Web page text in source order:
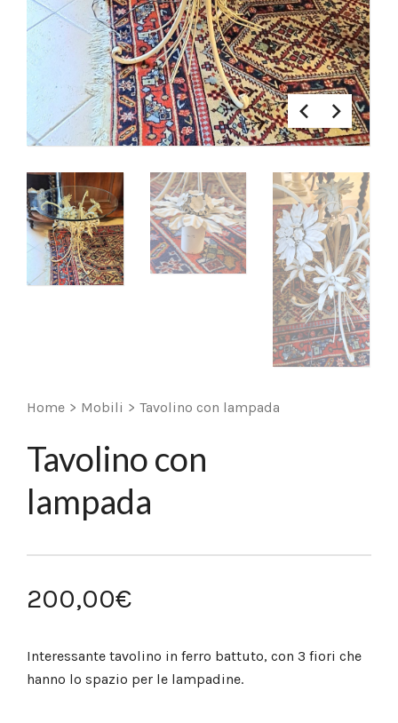
Home > Mobili > Tavolino con lampada
Tavolino con
lampada
200,00€
Interessante tavolino in ferro battuto, con 3 fiori che
hanno lo spazio per le lampadine.